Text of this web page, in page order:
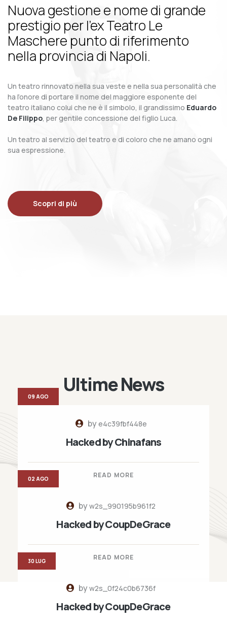
Nuova gestione e nome di grande
prestigio per l’ex Teatro Le
Maschere punto di riferimento
nella provincia di Napoli.
Un teatro rinnovato nella sua veste e nella sua personalità che
ha l’onore di portare il nome del maggiore esponente del
teatro italiano colui che ne è il simbolo, il grandissimo Eduardo
De Filippo, per gentile concessione del figlio Luca.
Un teatro al servizio del teatro e di coloro che ne amano ogni
sua espressione.
Scopri di più
Ultime News
bye4c39fbf448e
Hacked by Chinafans
READ MORE
09 AGO
byw2s_990195b961f2
Hacked by CoupDeGrace
READ MORE
02 AGO
byw2s_0f24c0b6736f
Hacked by CoupDeGrace
30 LUG